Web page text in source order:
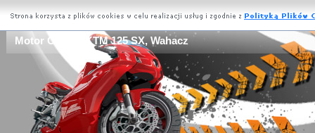
Motor Opony, KTM 125 SX, Wahacz